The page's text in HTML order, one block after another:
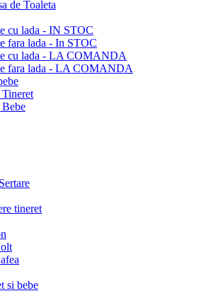
de Toaleta
cu lada - IN STOC
fara lada - In STOC
cu lada - LA COMANDA
fara lada - LA COMANDA
tineret
si bebe